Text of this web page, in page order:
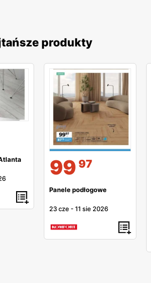
produkty
99 97
Panele podłogowe
23 cze -11 sie 2026